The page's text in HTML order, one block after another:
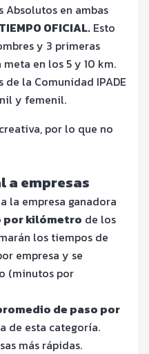
Absolutos en ambas
TIEMPO OFICIAL. Esto
y 3 primeras
en los 5 y 10 km.
de la Comunidad IPADE
y femenil.
por lo que no
a empresas
la empresa ganadora
por kilómetro de los
los tiempos de
empresa y se
(minutos por
de paso por
de esta categoría.
más rápidas.